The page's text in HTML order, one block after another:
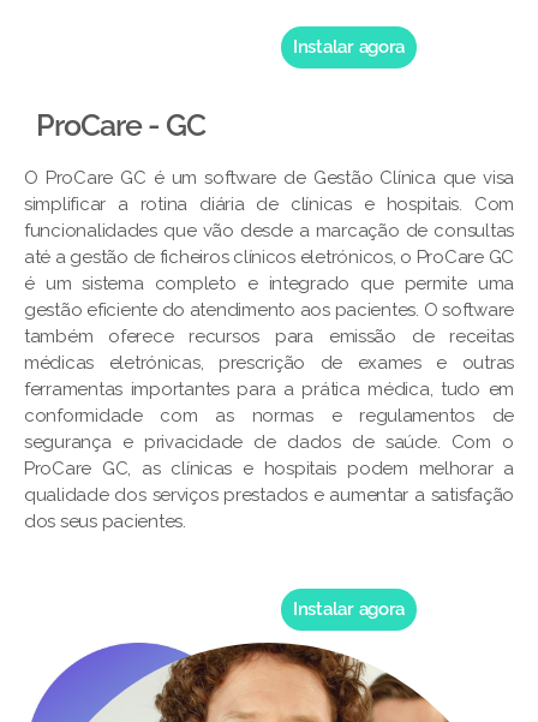
Instalar agora
ProCare - GC
O ProCare GC é um software de Gestão Clínica que visa
simplificar a rotina diária de clínicas e hospitais. Com
funcionalidades que vão desde a marcação de consultas
até a gestão de ficheiros clínicos eletrónicos, o ProCare GC
é um sistema completo e integrado que permite uma
gestão eficiente do atendimento aos pacientes. O software
também oferece recursos para emissão de receitas
médicas eletrónicas, prescrição de exames e outras
ferramentas importantes para a prática médica, tudo em
conformidade com as normas e regulamentos de
segurança e privacidade de dados de saúde. Com o
ProCare GC, as clínicas e hospitais podem melhorar a
qualidade dos serviços prestados e aumentar a satisfação
dos seus pacientes.
Instalar agora